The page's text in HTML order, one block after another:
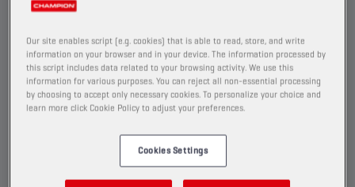
CHAMPIONPRORACING GP
4T 10W40 ESTER +
PRODUCTO:29153
satisface las necesidades de las motocicletas
de cuatro tiempos más exigentes. Su tecnología
de protección adaptativa Ester+ Adaptive Shield
Our site enables script (e.g. cookies) that is able to read, store, and write
information on your browser and in your device. The information processed by
this script includes data related to your browsing activity. We use this
information for various purposes. You can reject all non-essential processing
by choosing to accept only necessary cookies. To personalize your choice and
learn more click Cookie Policy to adjust your preferences.
Cookies Settings